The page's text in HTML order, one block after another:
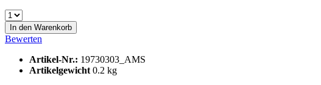
In den Warenkorb
Bewerten
Artikel-Nr.: 19730303_AMS
Artikelgewicht 0.2 kg